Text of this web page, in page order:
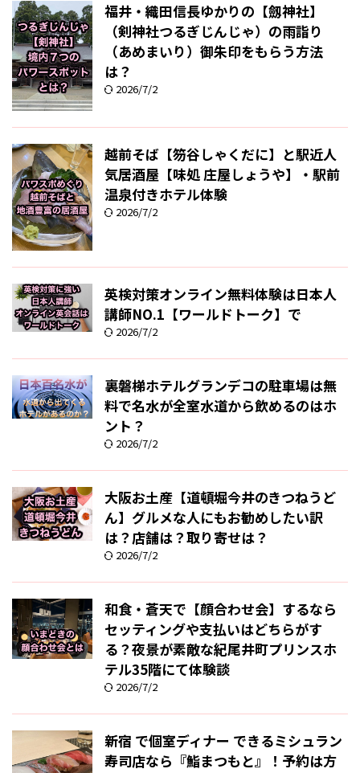
福井・織田信長ゆかりの【劔神社】
（剣神社つるぎじんじゃ）の雨詣り
（あめまいり）御朱印をもらう方法
は？
2026/7/2
越前そば【笏谷しゃくだに】と駅近人
気居酒屋【味処 庄屋しょうや】・駅前
温泉付きホテル体験
2026/7/2
英検対策オンライン無料体験は日本人
講師NO.1【ワールドトーク】で
2026/7/2
裏磐梯ホテルグランデコの駐車場は無
料で名水が全室水道から飲めるのはホ
ント？
2026/7/2
大阪お土産【道頓堀今井のきつねうど
ん】グルメな人にもお勧めしたい訳
は？店舗は？取り寄せは？
2026/7/2
和食・蒼天で【顔合わせ会】するなら
セッティングや支払いはどちらがす
る？夜景が素敵な紀尾井町プリンスホ
テル35階にて体験談
2026/7/2
新宿 で個室ディナー できるミシュラン
寿司店なら『鮨まつもと』！予約は方